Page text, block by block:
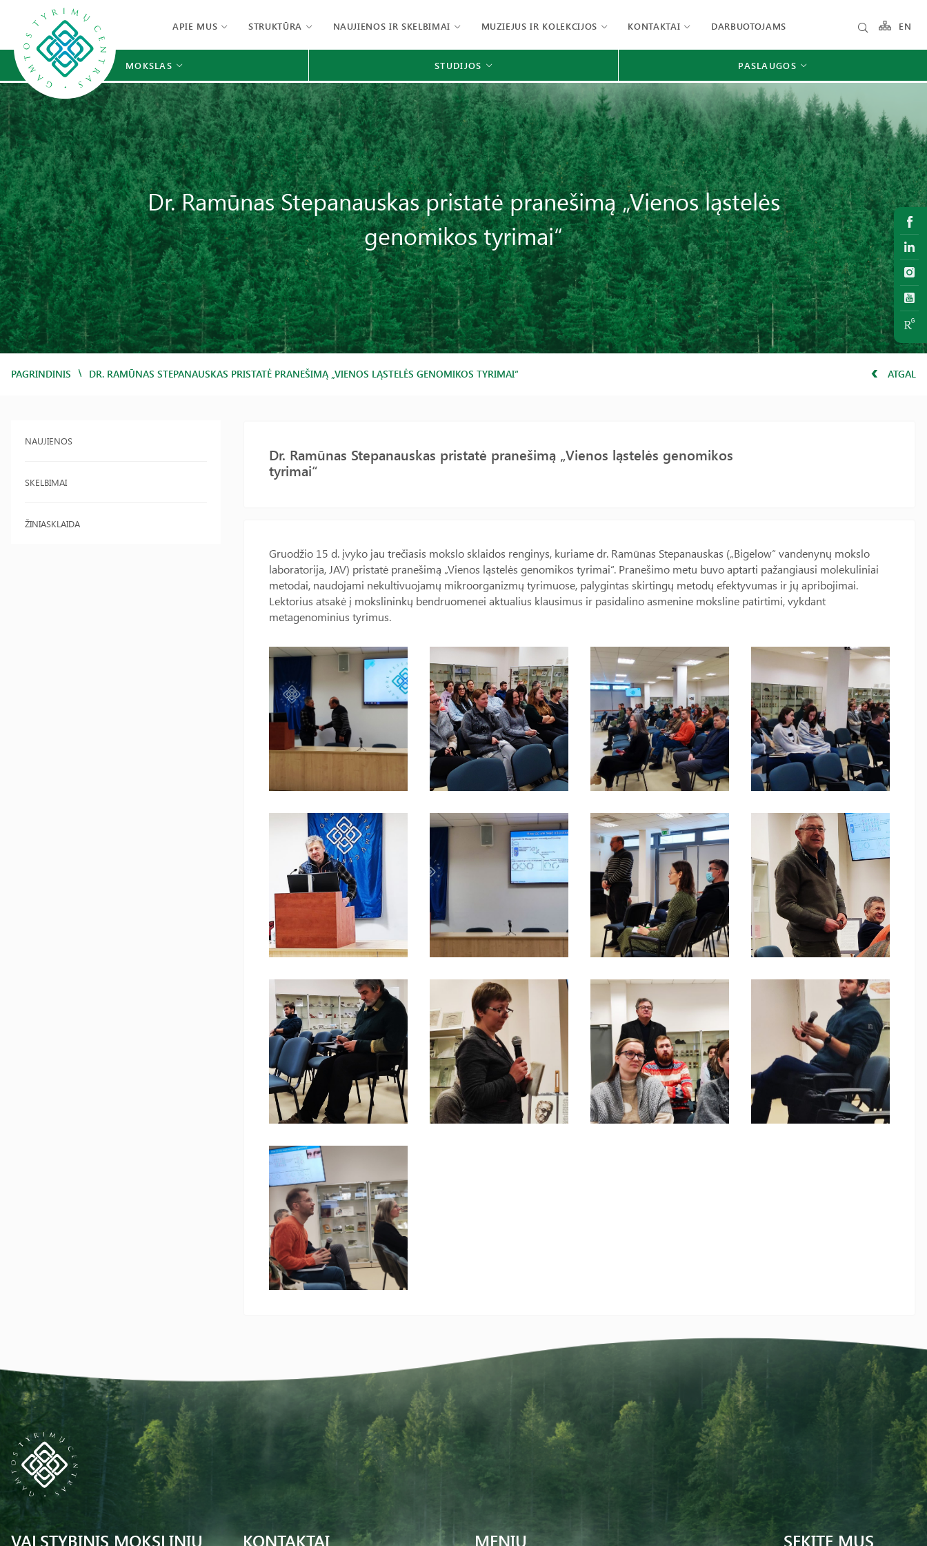
APIE MUS STRUKTŪRA NAUJIENOS IR SKELBIMAI MUZIEJUS IR KOLEKCIJOS KONTAKTAI DARBUOTOJAMS EN
MOKSLAS STUDIJOS PASLAUGOS
Dr. Ramūnas Stepanauskas pristatė pranešimą „Vienos ląstelės
genomikos tyrimai“
PAGRINDINIS / DR. RAMŪNAS STEPANAUSKAS PRISTATĖ PRANEŠIMĄ „VIENOS LĄSTELĖS GENOMIKOS TYRIMAI“ ATGAL
NAUJIENOS
SKELBIMAI
ŽINIASKLAIDA
Dr. Ramūnas Stepanauskas pristatė pranešimą „Vienos ląstelės genomikos
tyrimai“
Gruodžio 15 d. įvyko jau trečiasis mokslo sklaidos renginys, kuriame dr. Ramūnas Stepanauskas („Bigelow“ vandenynų mokslo
laboratorija, JAV) pristatė pranešimą „Vienos ląstelės genomikos tyrimai“. Pranešimo metu buvo aptarti pažangiausi molekuliniai
metodai, naudojami nekultivuojamų mikroorganizmų tyrimuose, palygintas skirtingų metodų efektyvumas ir jų apribojimai.
Lektorius atsakė į mokslininkų bendruomenei aktualius klausimus ir pasidalino asmenine moksline patirtimi, vykdant
metagenominius tyrimus.
VALSTYBINIS MOKSLINIŲ KONTAKTAI MENIU SEKITE MUS